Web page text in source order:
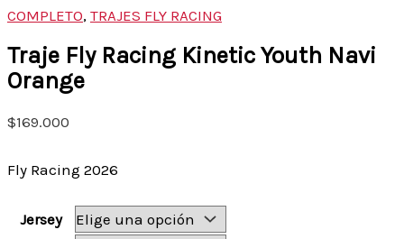
COMPLETO, TRAJES FLY RACING
Traje Fly Racing Kinetic Youth Navi
Orange
$169.000
Fly Racing 2026
Jersey